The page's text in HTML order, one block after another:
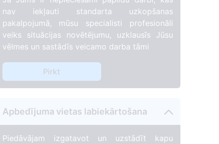
nav iekļauti standarta uzkopšanas
pakalpojumā, mūsu specialisti profesionāli
veiks situācijas novētējumu, uzklausīs Jūsu
vēlmes un sastādīs veicamo darba tāmi
Pirkt
Apbedījuma vietas labiekārtošana
Piedāvājam izgatavot un uzstādīt kapu